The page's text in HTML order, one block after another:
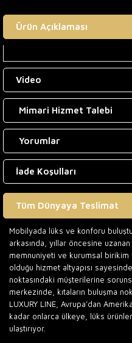
Ürün Açıklaması
Video
Mimari Hizmet Talebi
Yorumlar
İade Koşulları
Tüm Dünyaya Teslimat
Mobilyada lüks ve konforu
arkasında, yıllar öncesine
memnuniyeti ve kurumsal birikim
olduğu hizmet altyapısı
noktasındaki müşterilerine
merkezinde, kıtaların buluşma
LUXURY LINE, Avrupa’dan
kadar onlarca ülkeye, lüks
ulaştırıyor.